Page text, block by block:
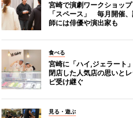
宮崎で演劇ワークショップ
「スペース」 毎月開催
師には俳優や演出家も
食べる
宮崎に「ハイ,ジェラート
閉店した人気店の思いと
ピ受け継ぐ
見る・遊ぶ